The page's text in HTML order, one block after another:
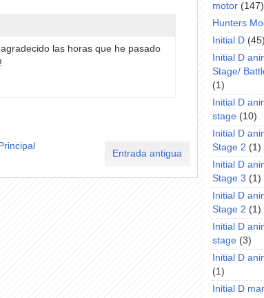
las horas que he pasado
Entrada antigua
motor (147)
Hunters
Initial D
Initial D
Stage/
(1)
Initial D
stage (10)
Initial D
Stage 2 (1)
Initial D
Stage 3 (1)
Initial D
Stage 2 (1)
Initial D
stage (3)
Initial D
(1)
Initial D